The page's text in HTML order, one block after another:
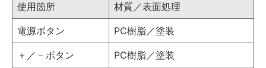
使用箇所 材質／表面処理
電源ボタン PC樹脂／塗装
＋／－ボタン PC樹脂／塗装